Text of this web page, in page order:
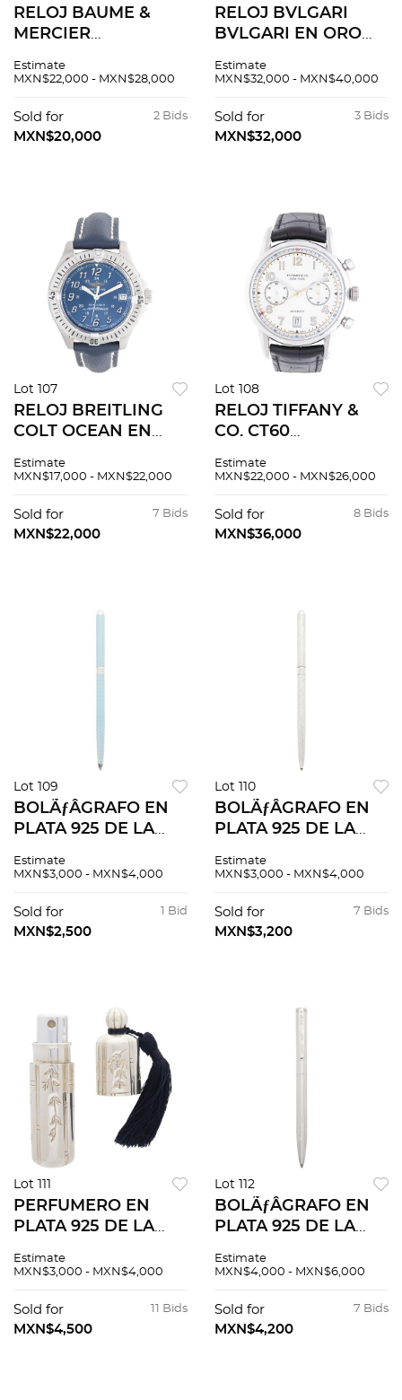
RELOJ BAUME &
MERCIER
ORO ROSA DE 18K
Estimate
MXN$22,000 - MXN$28,000
2 Bids
Sold for
MXN$20,000
RELOJ BVLGARI
BVLGARI EN ORO
REF. BB 33 GL
Estimate
MXN$32,000 - MXN$40,000
3 Bids
Sold for
MXN$32,000
Lot 107
RELOJ BREITLING
COLT OCEAN EN
Movimiento: cuarzo.
Estimate
MXN$17,000 - MXN$22,000
7 Bids
Sold for
MXN$22,000
Lot 108
RELOJ TIFFANY &
CO. CT60
ACERO Movimiento:
Estimate
MXN$22,000 - MXN$26,000
8 Bids
Sold for
MXN$36,000
Lot 109
BOLÃƒÂGRAFO EN
PLATA 925 DE LA
CO.
Estimate
MXN$3,000 - MXN$4,000
1 Bid
Sold for
MXN$2,500
Lot 110
BOLÃƒÂGRAFO EN
PLATA 925 DE LA
CO.
Estimate
MXN$3,000 - MXN$4,000
7 Bids
Sold for
MXN$3,200
Lot 111
PERFUMERO EN
PLATA 925 DE LA
CO.
Estimate
MXN$3,000 - MXN$4,000
11 Bids
Sold for
MXN$4,500
Lot 112
BOLÃƒÂGRAFO EN
PLATA 925 DE LA
CO.
Estimate
MXN$4,000 - MXN$6,000
7 Bids
Sold for
MXN$4,200